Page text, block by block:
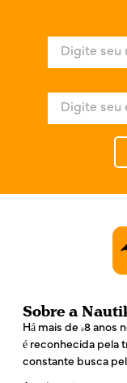
e
*
Sobre a
Há mais de 48 anos
é reconhecida pela
constante busca